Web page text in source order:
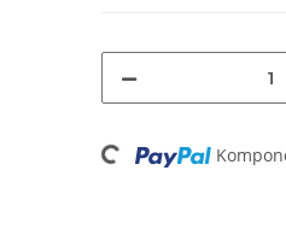
Loading...